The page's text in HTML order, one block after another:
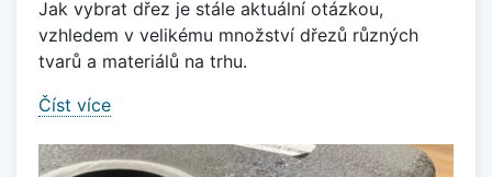
Jak vybrat dřez je stále aktuální otázkou,
vzhledem v velikému množství dřezů různých
tvarů a materiálů na trhu.
Číst více